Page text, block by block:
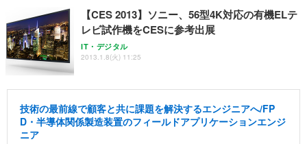
【CES 2013】ソニー、56型4K対応の有機ELテ
レビ試作機をCESに参考出展
IT・デジタル
2013.1.8(火) 11:25
技術の最前線で顧客と共に課題を解決するエンジニアへ/FP
D・半導体関係製造装置のフィールドアプリケーションエンジ
ニア